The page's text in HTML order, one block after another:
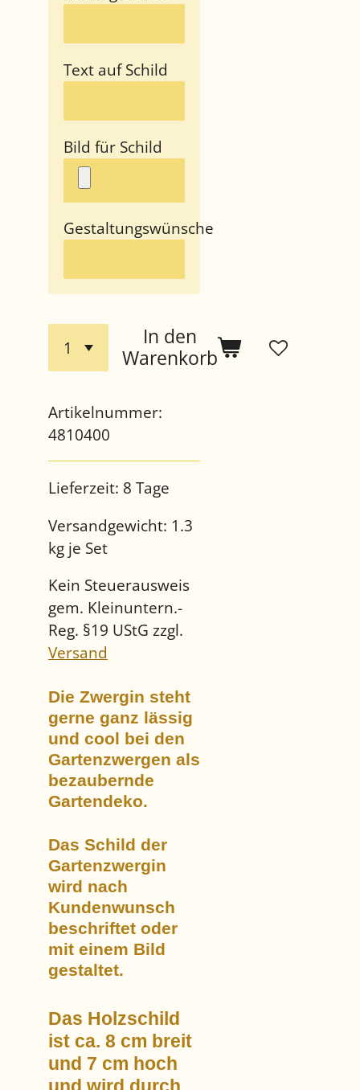
Text auf Schild
Bild für Schild
Gestaltungswünsche
In den
Warenkorb
Artikelnummer:
4810400
Lieferzeit: 8 Tage
Versandgewicht: 1.3
kg je Set
Kein Steuerausweis
gem. Kleinuntern.-
Reg. §19 UStG zzgl.
Versand
Die Zwergin steht
gerne ganz lässig
und cool
bei den
Gartenzwergen als
bezaubernde
Gartendeko.
Das Schild der
Gartenzwergin
wird nach
Kundenwunsch
beschriftet oder
mit einem Bild
gestaltet.
Das Holzschild
ist ca. 8 cm breit
und 7 cm hoch